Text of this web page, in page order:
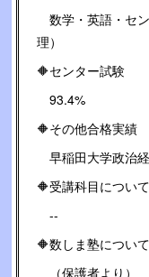
数学・英語・セ
理）
🔶センター試験
93.4%
🔶その他合格実績
早稲田大学政治
🔶受講科目につい
--
🔶数しま塾につい
（保護者より）